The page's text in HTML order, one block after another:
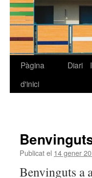
Vés
Pàgina
d'inici
Diari
Publicat el 14 gener
Benvinguts a